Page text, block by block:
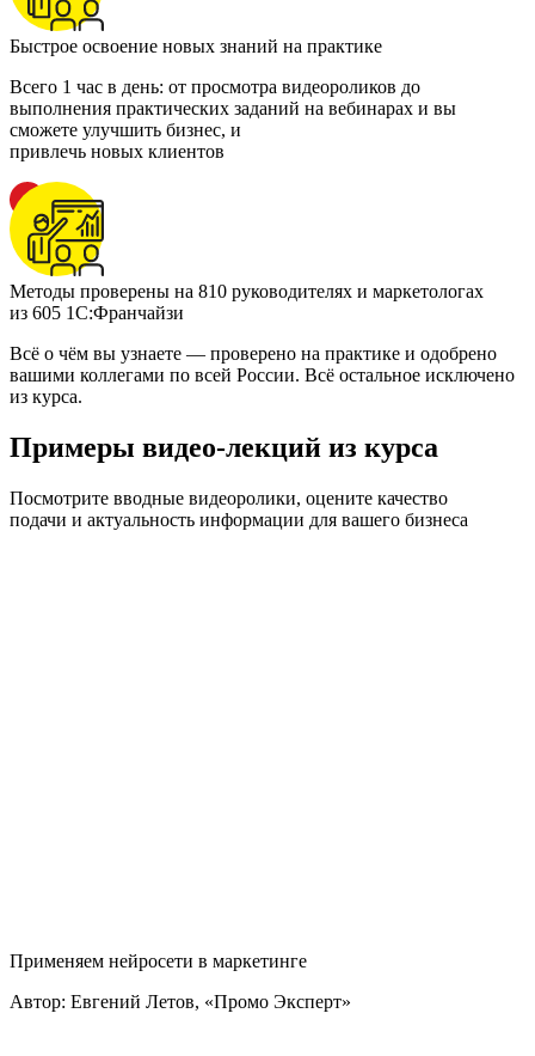
Быстрое освоение новых знаний на практике
Всего 1 час в день: от просмотра видеороликов до
выполнения практических заданий на вебинарах и вы
сможете улучшить бизнес, и
привлечь новых клиентов
Методы проверены на 810 руководителях и маркетологах
из 605 1C:Франчайзи
Всё о чём вы узнаете — проверено на практике и одобрено
вашими коллегами по всей России. Всё остальное исключено
из курса.
Примеры видео-лекций из курса
Посмотрите вводные видеоролики, оцените качество
подачи и актуальность информации для вашего бизнеса
Применяем нейросети в маркетинге
Автор: Евгений Летов, «Промо Эксперт»